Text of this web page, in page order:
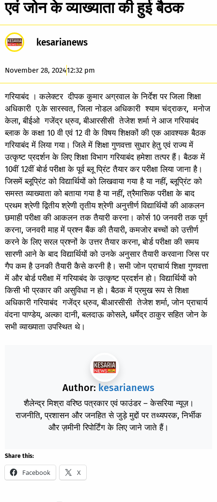
एवं जोन के व्याख्याता की हुई बैठक
kesarianews
November 28, 202412:32 pm
गरियाबंद । कलेक्टर दीपक कुमार अग्रवाल के निर्देश पर जिला शिक्षा
अधिकारी ए.के सारस्वत, जिला नोडल अधिकारी श्याम चंद्राकर, मनोज
केला, बीईओ गजेंद्र ध्रुव, बीआरसीसी तेजेश शर्मा ने आज गरियाबंद
ब्लाक के कक्षा 10 वी एवं 12 वी के विषय शिक्षकों की एक आवश्यक बैठक
गरियाबंद में लिया गया। जिले में शिक्षा गुणवत्ता सुधार हेतु एवं राज्य में
उत्कृष्ट प्रदर्शन के लिए शिक्षा विभाग गरियाबंद हमेशा तत्पर हैं। बैठक में
10वीं 12वीं बोर्ड परीक्षा के पूर्व ब्लू प्रिंट तैयार कर परीक्षा लिया जाना है।
जिसमें ब्लूप्रिंट को विद्यार्थियों को लिखवाया गया है या नहीं, ब्लूप्रिंट को
समस्त व्याख्याता को बताया गया है या नहीं, त्रैमासिक परीक्षा के बाद
प्रथम श्रेणी द्वितीय श्रेणी तृतीय श्रेणी अनुत्तीर्ण विद्यार्थियों की आकलन
छमाही परीक्षा की आकलन तक तैयारी करना। कोर्स 10 जनवरी तक पूर्ण
करना, जनवरी माह में प्रश्न बैंक की तैयारी, कमजोर बच्चों को उत्तीर्ण
करने के लिए सरल प्रश्नों के उत्तर तैयार करना, बोर्ड परीक्षा की समय
सारणी आने के बाद विद्यार्थियों को उनके अनुसार तैयारी करवाना जिस पर
गैप कम है उनकी तैयारी कैसे करनी है। सभी जोन प्राचार्य शिक्षा गुणवत्ता
में और बोर्ड परीक्षा में गरियाबंद के उत्कृष्ट प्रदर्शन हो। विद्यार्थियों को
किसी भी प्रकार की असुविधा न हो। बैठक में प्रमुख रूप से शिक्षा
अधिकारी गरियाबंद गजेंद्र ध्रुव, बीआरसीसी तेजेश शर्मा, जोन प्राचार्य
वंदना पाण्डेय, अल्का दानी, बलदाऊ कोसले, धर्मेद्र ठाकुर सहित जोन के
सभी व्याख्याता उपस्थित थे।
Author: kesarianews
शैलेन्द्र मिश्रा वरिष्ठ पत्रकार एवं फाउंडर – केसरिया न्यूज़।
राजनीति, प्रशासन और जनहित से जुड़े मुद्दों पर तथ्यपरक, निर्भीक
और ज़मीनी रिपोर्टिंग के लिए जाने जाते हैं।
Share this:
Facebook X